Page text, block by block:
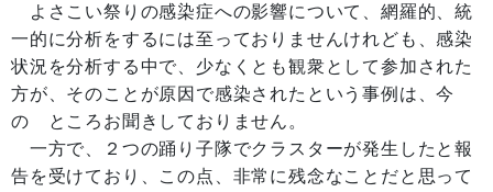
よさこい祭りの感染症への影響について、網羅的、統
一的に分析をするには至っておりませんけれども、感染
状況を分析する中で、少なくとも観衆として参加された
方が、そのことが原因で感染されたという事例は、今
の ところお聞きしておりません。
一方で、２つの踊り子隊でクラスターが発生したと報
告を受けており、この点、非常に残念なことだと思って